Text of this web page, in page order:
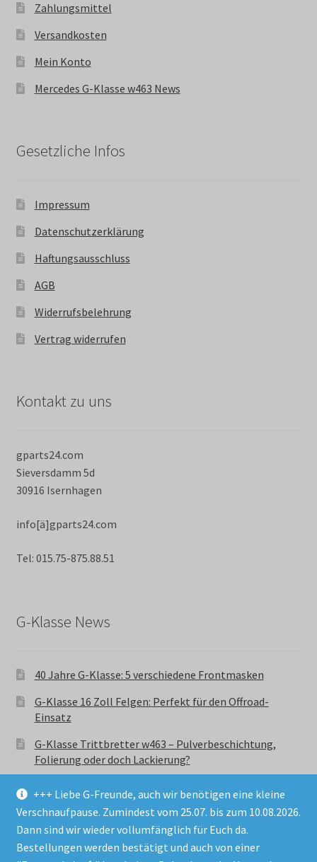
+++ Liebe G-Freunde, auch wir benötigen eine kleine
Verschnaufpause. Zumindest vom 25.07. bis zum 10.08.2026.
Dann sind wir wieder vollumfänglich für Euch da.
Bestellungen werden bestätigt und auch von einer
Zahlungsmittel
Versandkosten
Mein Konto
Mercedes G-Klasse w463 News
Gesetzliche Infos
Impressum
Datenschutzerklärung
Haftungsausschluss
AGB
Widerrufsbelehrung
Vertrag widerrufen
Kontakt zu uns
gparts24.com
Sieversdamm 5d
30916 Isernhagen
info[ä]gparts24.com
Tel: 015.75-875.88.51
G-Klasse News
40 Jahre G-Klasse: 5 verschiedene Frontmasken
G-Klasse 16 Zoll Felgen: Perfekt für den Offroad-
Einsatz
G-Klasse Trittbretter w463 – Pulverbeschichtung,
Folierung oder doch Lackierung?
© GParts24 - G-Klasse w463 Trittbretter, Felgen,